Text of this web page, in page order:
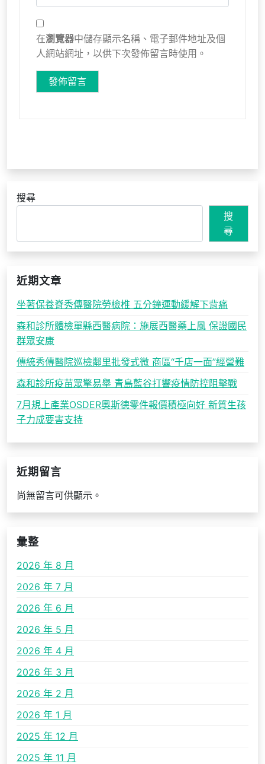
在瀏覽器中儲存顯示名稱、電子郵件地址及個
人網站網址，以供下次發佈留言時使用。
搜尋
搜
尋
近期文章
坐著保養脊秀傳醫院勞檢椎 五分鐘運動緩解下背痛
森和診所體檢單縣西醫病院：施展西醫藥上風 保證國民
群眾安康
傳統秀傳醫院巡檢鄰里批發式微 商區“千店一面”經營難
森和診所疫苗眾擎易舉 青島藍谷打響疫情防控阻擊戰
7月規上產業OSDER奧斯德零件報價積極向好 新質生孩
子力成要害支持
近期留言
尚無留言可供顯示。
彙整
2026 年 8 月
2026 年 7 月
2026 年 6 月
2026 年 5 月
2026 年 4 月
2026 年 3 月
2026 年 2 月
2026 年 1 月
2025 年 12 月
2025 年 11 月